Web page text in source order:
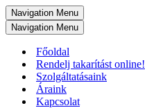
Navigation Menu
Navigation Menu
Főoldal
Rendelj takarítást online!
Szolgáltatásaink
Áraink
Kapcsolat